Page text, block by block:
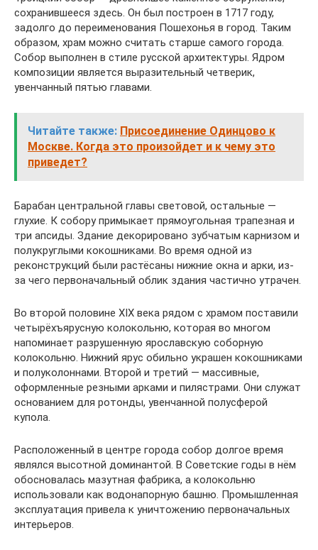
сохранившееся здесь. Он был построен в 1717 году,
задолго до переименования Пошехонья в город. Таким
образом, храм можно считать старше самого города.
Собор выполнен в стиле русской архитектуры. Ядром
композиции является выразительный четверик,
увенчанный пятью главами.
Читайте также: Присоединение Одинцово к
Москве. Когда это произойдет и к чему это
приведет?
Барабан центральной главы световой, остальные —
глухие. К собору примыкает прямоугольная трапезная и
три апсиды. Здание декорировано зубчатым карнизом и
полукруглыми кокошниками. Во время одной из
реконструкций были растёсаны нижние окна и арки, из-
за чего первоначальный облик здания частично утрачен.
Во второй половине XIX века рядом с храмом поставили
четырёхъярусную колокольню, которая во многом
напоминает разрушенную ярославскую соборную
колокольню. Нижний ярус обильно украшен кокошниками
и полуколоннами. Второй и третий — массивные,
оформленные резными арками и пилястрами. Они служат
основанием для ротонды, увенчанной полусферой
купола.
Расположенный в центре города собор долгое время
являлся высотной доминантой. В Советские годы в нём
обосновалась мазутная фабрика, а колокольню
использовали как водонапорную башню. Промышленная
эксплуатация привела к уничтожению первоначальных
интерьеров.